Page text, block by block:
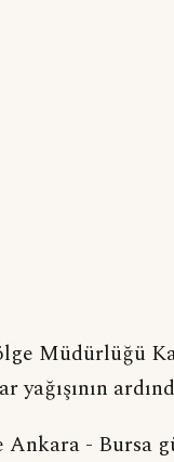
Müdürlüğü
yağışının
- Bursa